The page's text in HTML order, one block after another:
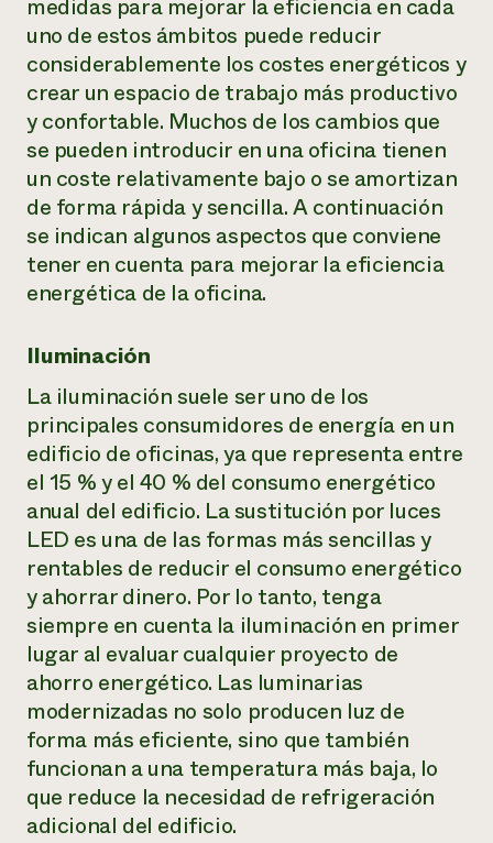
un
Llame a la
directa de
1-800-346-
medidas para mejorar la eficiencia en cada
uno de estos ámbitos puede reducir
considerablemente los costes energéticos y
crear un espacio de trabajo más productivo
y confortable. Muchos de los cambios que
se pueden introducir en una oficina tienen
un coste relativamente bajo o se amortizan
de forma rápida y sencilla. A continuación
se indican algunos aspectos que conviene
tener en cuenta para mejorar la eficiencia
energética de la oficina.
Iluminación
La iluminación suele ser uno de los
principales consumidores de energía en un
edificio de oficinas, ya que representa entre
el 15 % y el 40 % del consumo energético
anual del edificio. La sustitución por luces
LED es una de las formas más sencillas y
rentables de reducir el consumo energético
y ahorrar dinero. Por lo tanto, tenga
siempre en cuenta la iluminación en primer
lugar al evaluar cualquier proyecto de
ahorro energético. Las luminarias
modernizadas no solo producen luz de
forma más eficiente, sino que también
funcionan a una temperatura más baja, lo
que reduce la necesidad de refrigeración
adicional del edificio.